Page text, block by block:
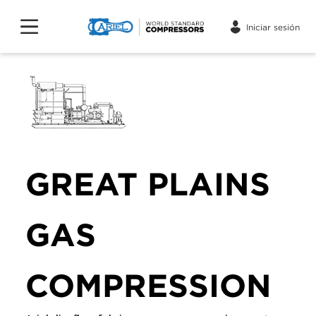
Iniciar sesión
GREAT PLAINS
GAS
COMPRESSION